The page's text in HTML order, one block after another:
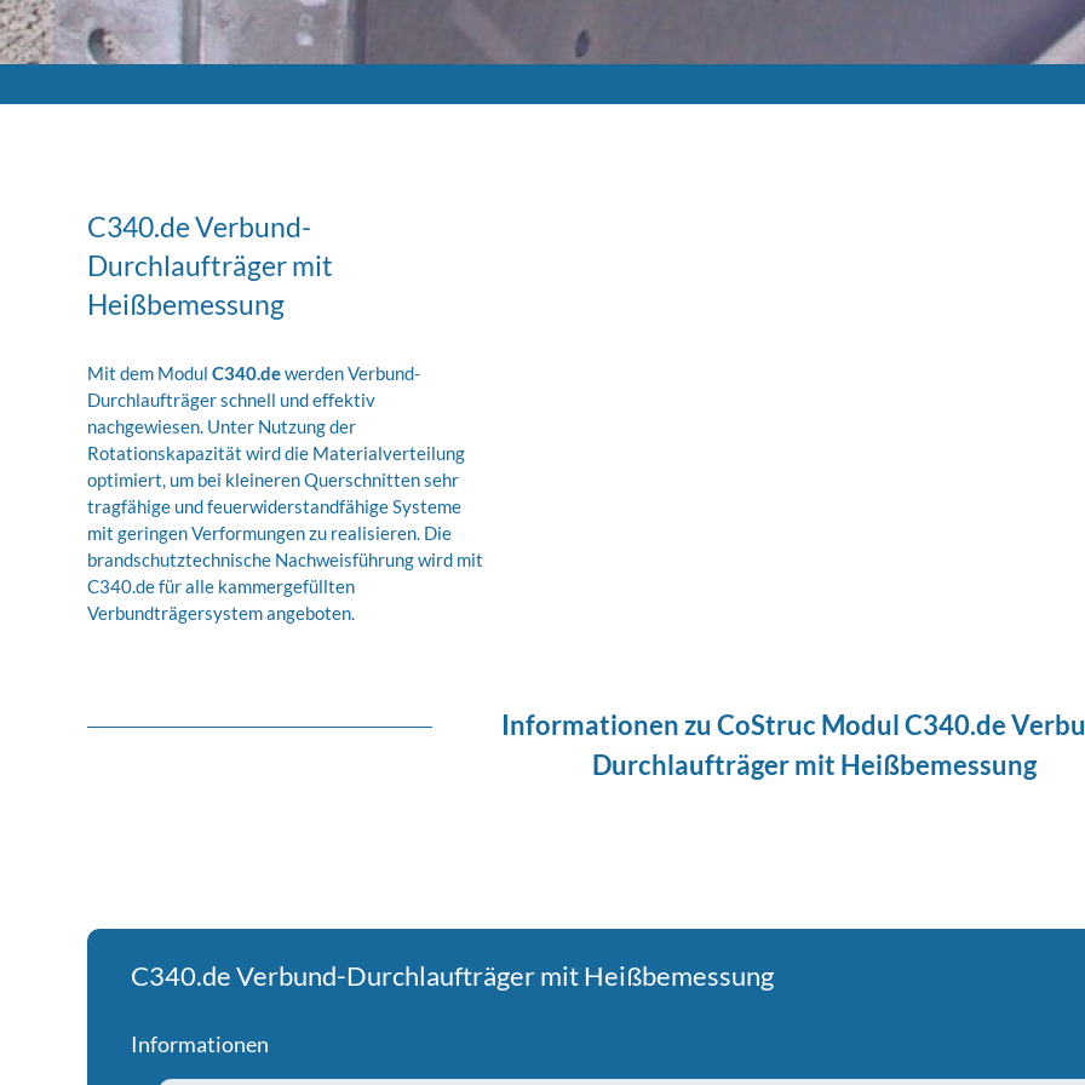
C340.de Verbund-
Durchlaufträger mit
Heißbemessung
Mit dem Modul C340.dewerden Verbund-
Durchlaufträger schnell und effektiv
nachgewiesen. Unter Nutzung der
Rotationskapazität wird die Materialverteilung
optimiert, um bei kleineren Querschnitten sehr
tragfähige und feuerwiderstandfähige Systeme
mit geringen Verformungen zu realisieren. Die
brandschutztechnische Nachweisführung wird mit
C340.de für alle kammergefüllten
Verbundträgersystem angeboten.
Informationen zu CoStruc Modul C340.de
Durchlaufträger mit Heißbemessung
C340.de Verbund-Durchlaufträger mit Heißbemessung
Informationen